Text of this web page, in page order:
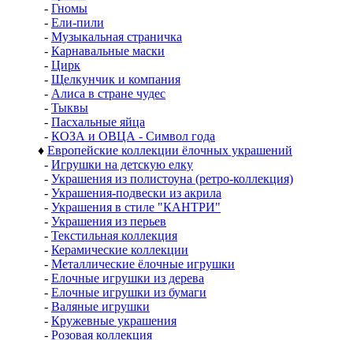
- Гномы
- Ели-пили
- Музыкальная страничка
- Карнавальные маски
- Цирк
- Щелкунчик и компания
- Алиса в стране чудес
- Тыквы
- Пасхальные яйца
- КОЗА и ОВЦА - Символ года
♦ Европейские коллекции ёлочных украшений
- Игрушки на детскую елку
- Украшения из полистоуна (ретро-коллекция)
- Украшения-подвески из акрила
- Украшения в стиле "КАНТРИ"
- Украшения из перьев
- Текстильная коллекция
- Керамические коллекции
- Металлические ёлочные игрушки
- Елочные игрушки из дерева
- Елочные игрушки из бумаги
- Валяные игрушки
- Кружевные украшения
- Розовая коллекция